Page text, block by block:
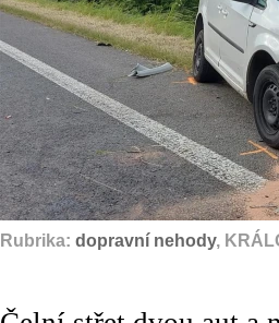
Rubrika: dopravní nehody,